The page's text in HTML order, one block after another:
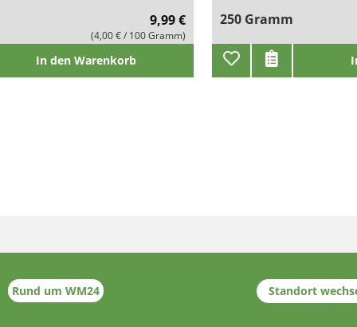
9,99 €
(4,00 € / 100 Gramm)
In den Warenkorb
250 Gramm
Rund um WM24 Standort